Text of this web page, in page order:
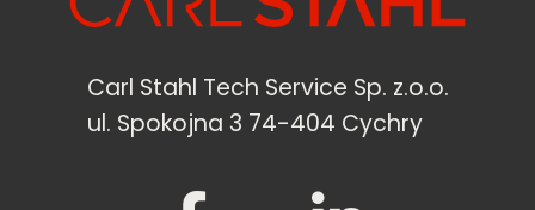
Carl Stahl Tech Service Sp. z.o.o.
ul. Spokojna 3 74-404 Cychry